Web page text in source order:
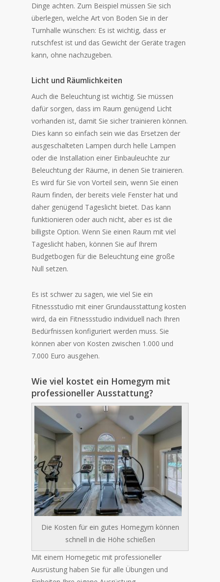
Dinge achten. Zum Beispiel müssen Sie sich
überlegen, welche Art von Boden Sie in der
Turnhalle wünschen: Es ist wichtig, dass er
rutschfest ist und das Gewicht der Geräte tragen
kann, ohne nachzugeben.
Licht und Räumlichkeiten
Auch die Beleuchtung ist wichtig. Sie müssen
dafür sorgen, dass im Raum genügend Licht
vorhanden ist, damit Sie sicher trainieren können.
Dies kann so einfach sein wie das Ersetzen der
ausgeschalteten Lampen durch helle Lampen
oder die Installation einer Einbauleuchte zur
Beleuchtung der Räume, in denen Sie trainieren.
Es wird für Sie von Vorteil sein, wenn Sie einen
Raum finden, der bereits viele Fenster hat und
daher genügend Tageslicht bietet. Das kann
funktionieren oder auch nicht, aber es ist die
billigste Option. Wenn Sie einen Raum mit viel
Tageslicht haben, können Sie auf Ihrem
Budgetbogen für die Beleuchtung eine große
Null setzen.
Es ist schwer zu sagen, wie viel Sie ein
Fitnessstudio mit einer Grundausstattung kosten
wird, da ein Fitnessstudio individuell nach Ihren
Bedürfnissen konfiguriert werden muss. Sie
können aber von Kosten zwischen 1.000 und
7.000 Euro ausgehen.
Wie viel kostet ein Homegym mit
professioneller Ausstattung?
Die Kosten für ein gutes Homegym können
schnell in die Höhe schießen
Mit einem Homegetic mit professioneller
Ausrüstung haben Sie für alle Übungen und